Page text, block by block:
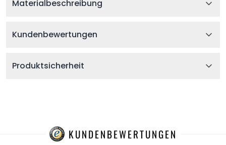
Materialbeschreibung
Kundenbewertungen
Produktsicherheit
KUNDENBEWERTUNGEN